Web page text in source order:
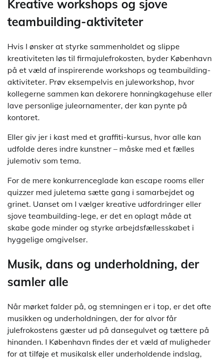
Kreative workshops og sjove
teambuilding-aktiviteter
Hvis I ønsker at styrke sammenholdet og slippe
kreativiteten løs til firmajulefrokosten, byder København
på et væld af inspirerende workshops og teambuilding-
aktiviteter. Prøv eksempelvis en juleworkshop, hvor
kollegerne sammen kan dekorere honningkagehuse eller
lave personlige juleornamenter, der kan pynte på
kontoret.
Eller giv jer i kast med et graffiti-kursus, hvor alle kan
udfolde deres indre kunstner – måske med et fælles
julemotiv som tema.
For de mere konkurrenceglade kan escape rooms eller
quizzer med juletema sætte gang i samarbejdet og
grinet. Uanset om I vælger kreative udfordringer eller
sjove teambuilding-lege, er det en oplagt måde at
skabe gode minder og styrke arbejdsfællesskabet i
hyggelige omgivelser.
Musik, dans og underholdning, der
samler alle
Når mørket falder på, og stemningen er i top, er det ofte
musikken og underholdningen, der for alvor får
julefrokostens gæster ud på dansegulvet og tættere på
hinanden. I København findes der et væld af muligheder
for at tilføje et musikalsk eller underholdende indslag,